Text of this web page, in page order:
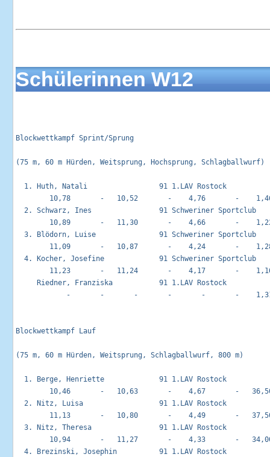
Schülerinnen W12
Blockwettkampf Sprint/Sprung
(75 m, 60 m Hürden, Weitsprung, Hochsprung, Schlagballwurf)
1. Huth, Natali                 91 1.LAV Rostock
10,78       -   10,52       -    4,76       -
2. Schwarz, Ines                91 Schweriner Sportclub
10,89       -   11,30       -    4,66       -
3. Blödorn, Luise               91 Schweriner Sportclub
11,09       -   10,87       -    4,24       -
4. Kocher, Josefine             91 Schweriner Sportclub
11,23       -   11,24       -    4,17       -
Riedner, Franziska           91 1.LAV
-       -       -       -       -       -
Blockwettkampf Lauf
(75 m, 60 m Hürden, Weitsprung, Schlagballwurf, 800 m)
1. Berge, Henriette             91 1.LAV Rostock
10,46       -   10,63       -    4,67       -
2. Nitz, Luisa                  91 1.LAV Rostock
11,13       -   10,80       -    4,49       -
3. Nitz, Theresa                91 1.LAV Rostock
10,94       -   11,27       -    4,33       -
4. Brezinski, Josephin          91 1.LAV Rostock